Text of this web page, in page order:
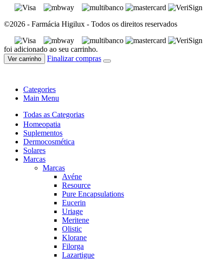
©2026 - Farmácia Higilux - Todos os direitos reservados
foi adicionado ao seu carrinho.
Ver carrinho Finalizar compras
Categories
Main Menu
Todas as Categorias
Homeopatia
Suplementos
Dermocosmética
Solares
Marcas
Marcas
Avéne
Resource
Pure Encapsulations
Eucerin
Uriage
Meritene
Olistic
Klorane
Filorga
Lazartigue